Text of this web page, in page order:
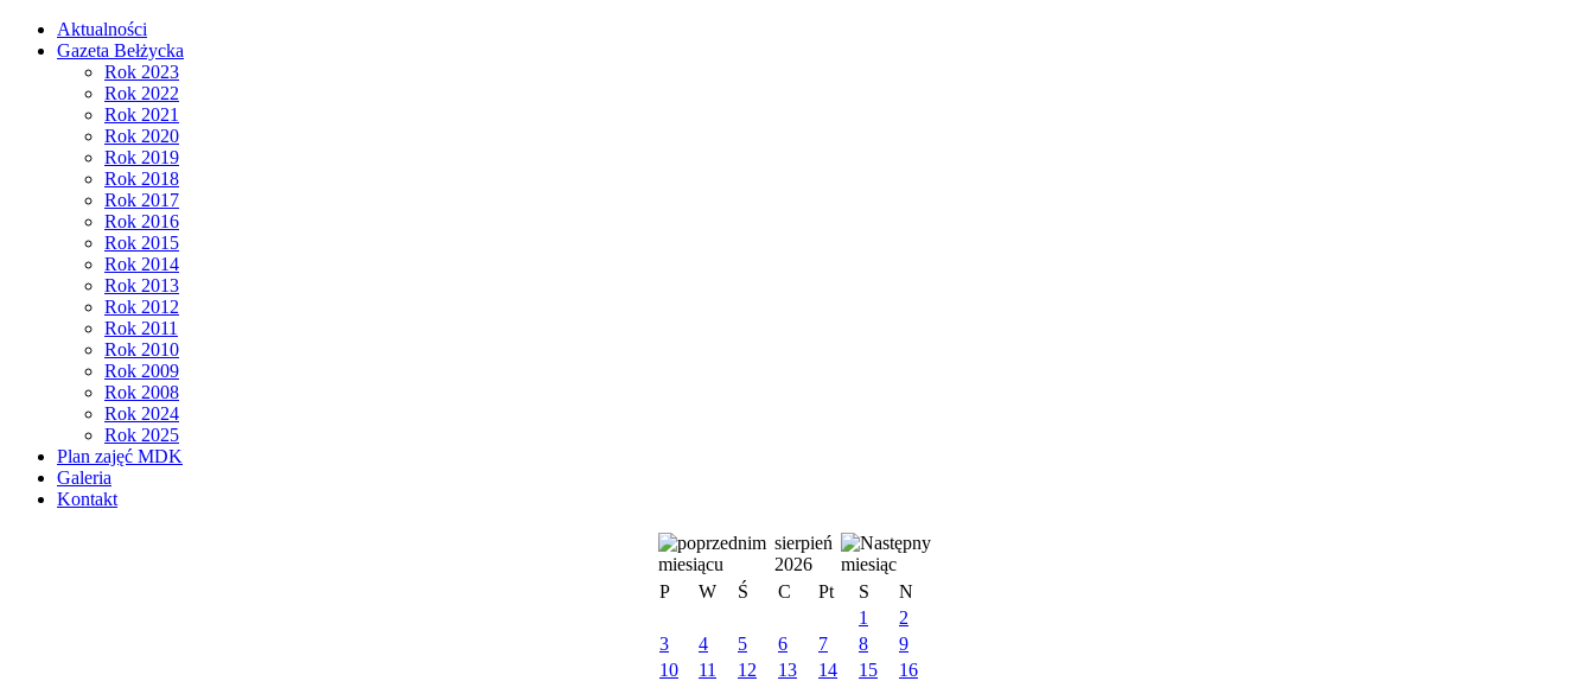
Aktualności
Gazeta Bełżycka
Rok 2023
Rok 2022
Rok 2021
Rok 2020
Rok 2019
Rok 2018
Rok 2017
Rok 2016
Rok 2015
Rok 2014
Rok 2013
Rok 2012
Rok 2011
Rok 2010
Rok 2009
Rok 2008
Rok 2024
Rok 2025
Plan zajęć MDK
Galeria
Kontakt
sierpień
2026
P
W Ś C Pt S
N
1
2
3
4 5 6 7 8
9
10
11 12 13 14 15
16